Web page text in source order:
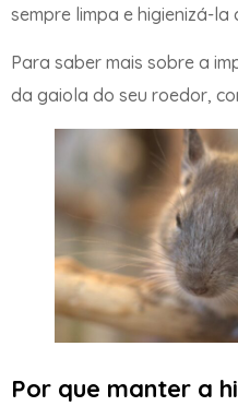
sempre limpa e higienizá-la
Para saber mais sobre a
da gaiola do seu roedor,
Por que manter a